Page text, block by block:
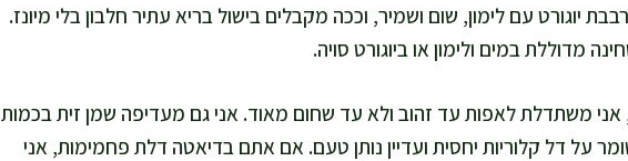
יוגורט עם לימון, שום ושמיר, וככה מקבלים בישול בריא עתיר חלבון בלי מיונז.
מדוללת במים ולימון או ביוגורט סויה.
אני משתדלת לאפות עד זהוב ולא עד שחום מאוד. אני גם מעדיפה שמן זית בכמות
על דל קלוריות יחסית ועדיין נותן טעם. אם אתם בדיאטה דלת פחמימות, אני